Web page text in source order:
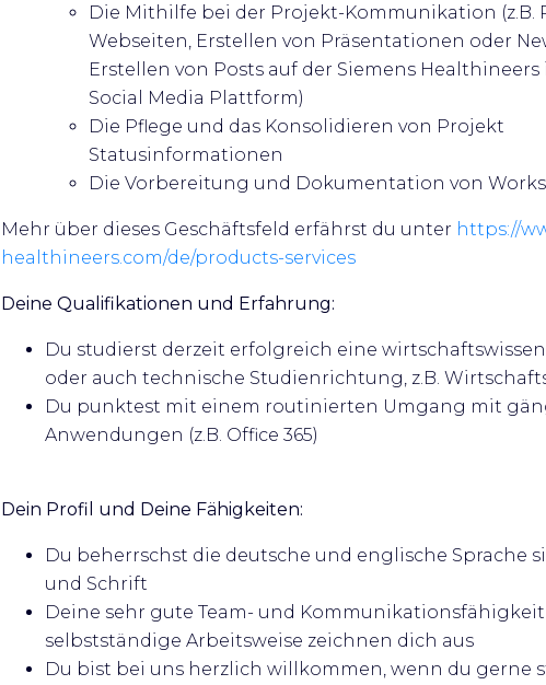
Die Mithilfe bei der Projekt-Kommunikation (z.B.
Webseiten, Erstellen von Präsentationen oder
Erstellen von Posts auf der Siemens
Social Media Plattform)
Die Pflege und das Konsolidieren von Projekt
Statusinformationen
Die Vorbereitung und Dokumentation von
Mehr über dieses Geschäftsfeld erfährst du unter https://
healthineers.com/de/products-services
Deine Qualifikationen und Erfahrung:
Du studierst derzeit erfolgreich eine
oder auch technische Studienrichtung, z.B.
Du punktest mit einem routinierten Umgang mit
Anwendungen (z.B. Office 365)
Dein Profil und Deine Fähigkeiten:
Du beherrschst die deutsche und englische Sprache
und Schrift
Deine sehr gute Team- und
selbstständige Arbeitsweise zeichnen dich aus
Du bist bei uns herzlich willkommen, wenn du gerne